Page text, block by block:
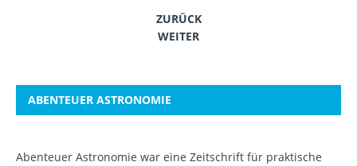
ZURÜCK
WEITER
ABENTEUER ASTRONOMIE
Abenteuer Astronomie war eine Zeitschrift für praktische